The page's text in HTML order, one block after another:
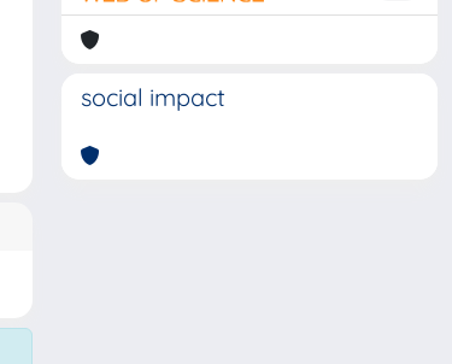
social impact